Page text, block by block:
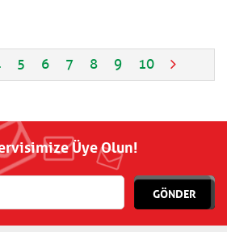
5 6 7 8 9 10
Üye Olun!
GÖNDER